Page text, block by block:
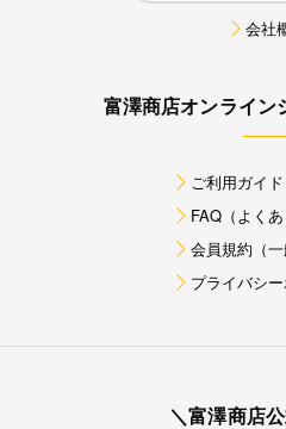
会社
富澤商店オンライン
ご利用ガイド
FAQ（よくあ
会員規約（一
プライバシ
＼富澤商店